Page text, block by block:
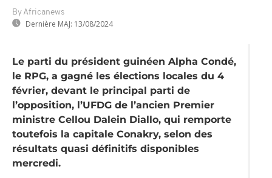
By Africanews
Dernière MAJ: 13/08/2024
Le parti du président guinéen Alpha Condé,
le RPG, a gagné les élections locales du 4
février, devant le principal parti de
l’opposition, l’UFDG de l’ancien Premier
ministre Cellou Dalein Diallo, qui remporte
toutefois la capitale Conakry, selon des
résultats quasi définitifs disponibles
mercredi.